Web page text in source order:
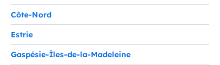
Côte-Nord
Estrie
Gaspésie-Îles-de-la-Madeleine